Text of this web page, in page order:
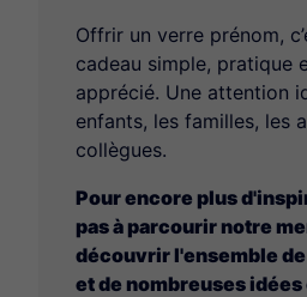
Offrir un verre prénom,
cadeau simple, pratique
apprécié. Une attention
enfants, les familles, les
collègues.
Pour encore plus
pas à parcourir notre
découvrir l'ensemble
et de nombreuses idées